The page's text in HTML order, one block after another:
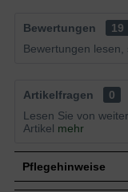
Bewertungen
19
Bewertungen lesen,
Artikelfragen
0
Lesen Sie von
Artikel mehr
Pflegehinweise